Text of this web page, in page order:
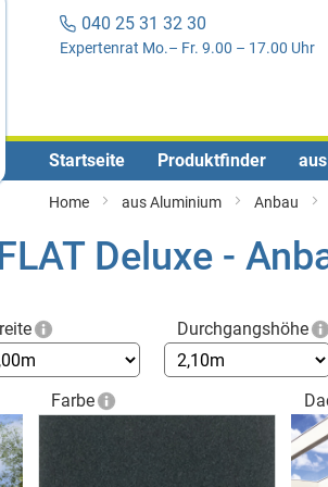
040 25 31 32 30
Expertenrat Mo.– Fr. 9.00 – 17.00 Uhr
Startseite Produktfinder
Home aus Aluminium Anbau
Deluxe -
Durchgangshöhe
Farbe